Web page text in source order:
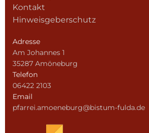
Kontakt
Hinweisgeberschutz
Adresse
Am Johannes 1
35287 Amöneburg
Telefon
06422 2103
Email
pfarrei.amoeneburg@bistum-fulda.de